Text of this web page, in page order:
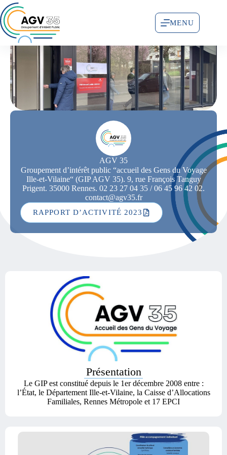
MENU
AGV 35
Groupement d’intérêt public “accueil des Gens du Voyage
Ille-et-Vilaine“ (GIP AGV 35). 9, rue François Tanguy
Prigent. 35000 Rennes. 02 23 27 04 35 / 06 45 96 42 02.
contact@agv35.fr
RAPPORT D’ACTIVITÉ 2023
Présentation
Le GIP est constitué depuis le 1er décembre 2008 entre :
l’État, le Département Ille-et-Vilaine, la Caisse d’Allocations
Familiales, Rennes Métropole et 17 EPCI